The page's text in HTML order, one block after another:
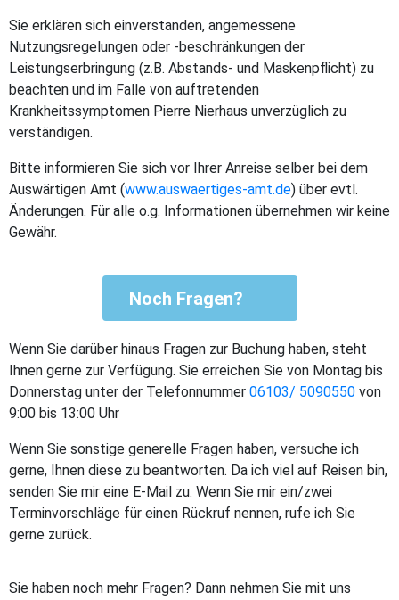
Sie erklären sich einverstanden, angemessene
Nutzungsregelungen oder -beschränkungen der
Leistungserbringung (z.B. Abstands- und Maskenpflicht) zu
beachten und im Falle von auftretenden
Krankheitssymptomen Pierre Nierhaus unverzüglich zu
verständigen.
Bitte informieren Sie sich vor Ihrer Anreise selber bei dem
Auswärtigen Amt (www.auswaertiges-amt.de) über evtl.
Änderungen. Für alle o.g. Informationen übernehmen wir keine
Gewähr.
Noch Fragen?
Wenn Sie darüber hinaus Fragen zur Buchung haben, steht
Ihnen gerne zur Verfügung. Sie erreichen Sie von Montag bis
Donnerstag unter der Telefonnummer 06103/ 5090550 von
9:00 bis 13:00 Uhr
Wenn Sie sonstige generelle Fragen haben, versuche ich
gerne, Ihnen diese zu beantworten. Da ich viel auf Reisen bin,
senden Sie mir eine E-Mail zu. Wenn Sie mir ein/zwei
Terminvorschläge für einen Rückruf nennen, rufe ich Sie
gerne zurück.
Sie haben noch mehr Fragen? Dann nehmen Sie mit uns